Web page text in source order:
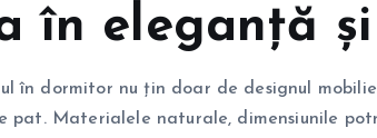
în eleganță
în dormitor nu țin doar de designul
pat. Materialele naturale, dimensiunile